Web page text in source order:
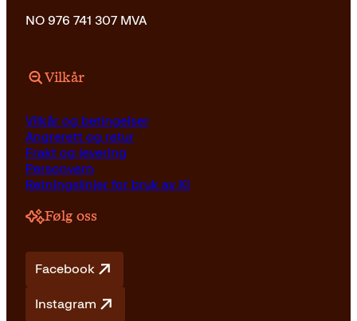
NO 976 741 307 MVA
Vilkår
Vilkår og betingelser
Angrerett og retur
Frakt og levering
Personvern
Retningslinjer for bruk av KI
Følg oss
Facebook
Instagram